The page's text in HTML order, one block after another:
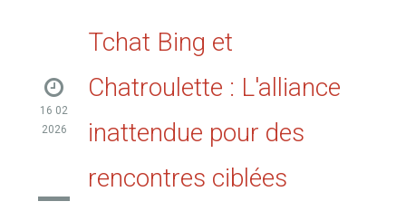
16 02
2026
Tchat Bing et
Chatroulette : L'alliance
inattendue pour des
rencontres ciblées